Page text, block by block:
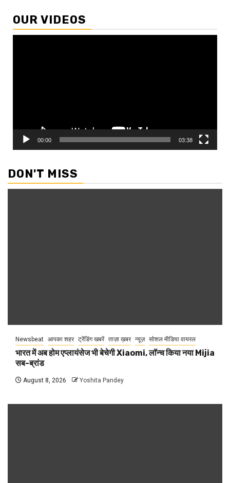
OUR VIDEOS
00:00 03:38
DON'T MISS
Newsbeat आपका शहर ट्रेंडिंग खबरें ताज़ा ख़बर न्यूज़ सोशल मीडिया वायरल
भारत में अब होम एप्लायंसेज भी बेचेगी Xiaomi, लॉन्च किया नया Mijia
सब-ब्रांड
August 8, 2026 Yoshita Pandey